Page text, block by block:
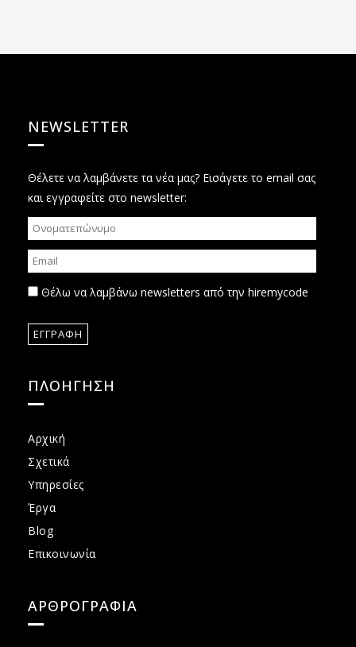
NEWSLETTER
Θέλετε να λαμβάνετε τα νέα μας? Εισάγετε το email σας
και εγγραφείτε στο newsletter:
Θέλω να λαμβάνω newsletters από την hiremycode
ΠΛΟΗΓΗΣΗ
Αρχική
Σχετικά
Υπηρεσίες
Έργα
Blog
Επικοινωνία
ΑΡΘΡΟΓΡΑΦΙΑ